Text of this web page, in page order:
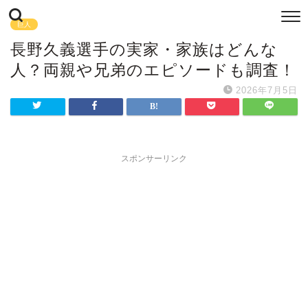
巨人
長野久義選手の実家・家族はどんな
人？両親や兄弟のエピソードも調査！
2026年7月5日
スポンサーリンク